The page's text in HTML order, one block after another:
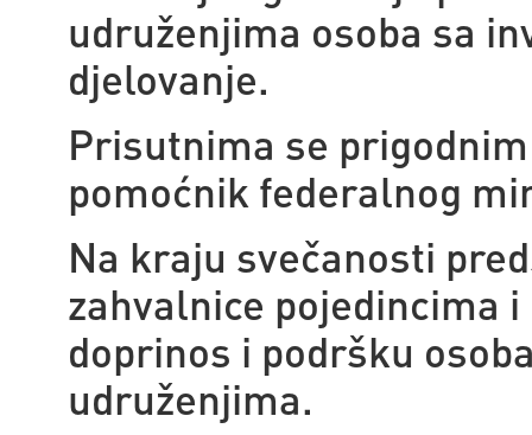
udruženjima osoba sa
djelovanje.
Prisutnima se
pomoćnik federalnog
Na kraju svečanosti
zahvalnice pojedincima
doprinos i podršku
udruženjima.